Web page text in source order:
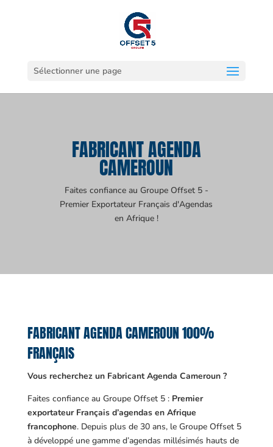
Sélectionner une page
FABRICANT AGENDA
CAMEROUN
Faites confiance au Groupe Offset 5 -
Premier Exportateur Français d'Agendas
en Afrique !
FABRICANT AGENDA CAMEROUN 100%
FRANÇAIS
Vous recherchez un Fabricant Agenda Cameroun ?
Faites confiance au Groupe Offset 5 : Premier
exportateur Français d’agendas en Afrique
francophone. Depuis plus de 30 ans, le Groupe Offset 5
à développé une gamme d’agendas millésimés hauts de